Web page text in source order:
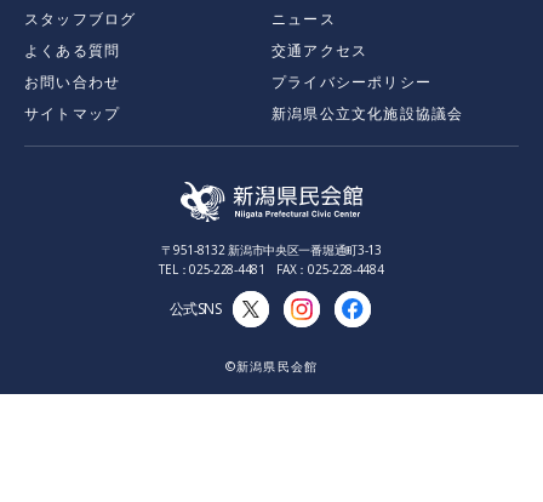
スタッフブログ
ニュース
よくある質問
交通アクセス
お問い合わせ
プライバシーポリシー
サイトマップ
新潟県公立文化施設協議会
〒951-8132 新潟市中央区一番堀通町3-13
TEL：025-228-4481 FAX：025-228-4484
公式SNS
©新潟県民会館